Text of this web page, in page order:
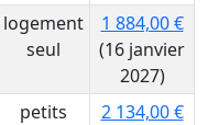
logement
seul
1 884,00 €
(16 janvier
2027)
petits
2 134,00 €